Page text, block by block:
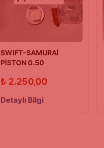
SWIFT-SAMURAİ
PİSTON 0.50
₺ 2.250,00
Detaylı Bilgi